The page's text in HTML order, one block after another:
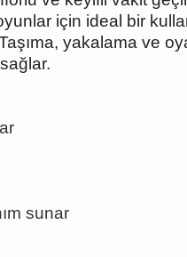
için ideal bir
yakalama ve
sunar